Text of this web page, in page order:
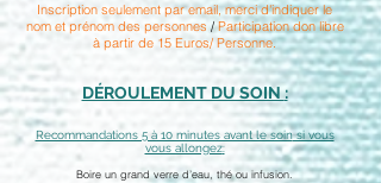
Inscription seulement par email, merci d'indiquer le
nom et prénom des personnes /Participation don libre
à partir de 15 Euros/ Personne.
DÉROULEMENT DU SOIN:
Recommandations 5 à 10 minutes avant le soinsi vous
vous allongez:
Boire un grand verre d’eau, thé ou infusion.